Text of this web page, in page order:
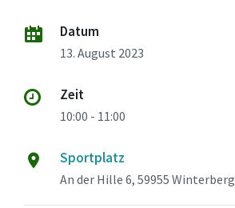
Datum
13. August 2023
Zeit
10:00 - 11:00
Sportplatz
An der Hille 6, 59955 Winterberg